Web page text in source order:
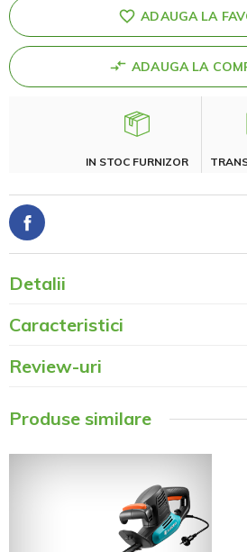
ADAUGA LA
ADAUGA LA
IN STOC FURNIZOR
Detalii
Caracteristici
Review-uri
Produse similare